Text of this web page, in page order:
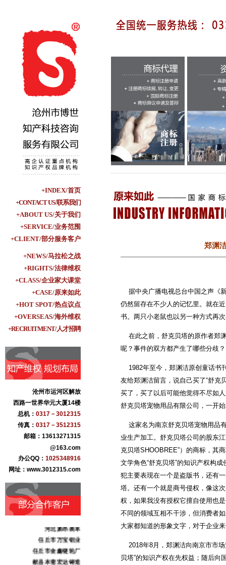
+INDEX/首页
+CONTACT US/联系我们
+ABOUT US/关于我们
+SERVICE/业务范围
+CLIENT/部分服务客户
+NEWS/马拉松之战
+RIGHTS/法律维权
+CLASS/企业家大课堂
+CASE/原来如此
+HOT SPOT/热点议点
+OVERSEAS/海外维权
+RECRUITMENT/人才招聘
沧州市运河区解放
西路一世界华元大厦14楼
总机： 0317－3012315
传真： 0317－3512315
邮箱：13613271315
@163.com
办公QQ： 1025348916
网址：www.3012315.com
盐百商贸集团
沧州纪大烟袋枣业
黄骅市果美生态食品
任丘市万宝铝业
任丘市金鑫链轮厂
献县本斋宏达铸造
郑渊
据中央广播电视总台中国之声《
仍然留存在不少人的记忆里。就在
书。两只小老鼠也以另一种方式再
在此之前，舒克贝塔的原作者郑
呢？事件的双方都产生了哪些分歧？
1982年至今，郑渊洁原创童话书
友给郑渊洁留言，说自己买了“舒克
买了，买了以后可能他觉得不尽如
舒克贝塔宠物用品有限公司，一开
这家名为南京舒克贝塔宠物用品
业生产加工。舒克贝塔公司的股东
克贝塔SHOOBREE”）的商标，其
文学角色“舒克贝塔”的知识产权构
犯主要表现在一个是盗版书，还有
塔。还有一个就是商号侵权，像这
权，如果我没有授权它擅自使用也
不同的领域互相不干涉，但消费者
大家都知道的形象文字，对于企业
2018年8月，郑渊洁向南京市市场
贝塔”的知识产权在先权益；随后